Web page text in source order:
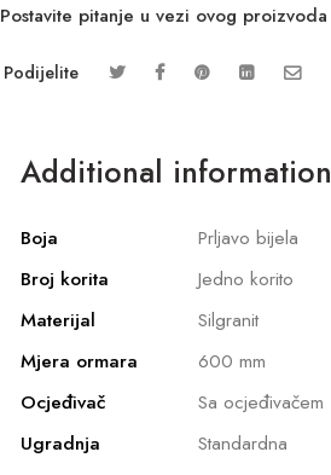
Postavite pitanje u vezi ovog proizvoda
Podijelite
Additional information
Boja
Prljavo bijela
Broj korita
Jedno korito
Materijal
Silgranit
Mjera ormara
600 mm
Ocjeđivač
Sa ocjeđivačem
Ugradnja
Standardna